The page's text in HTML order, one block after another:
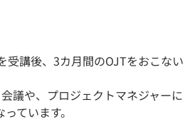
受講後、3カ月間のOJTをおこない
議や、プロジェクトマネジャーに
ています。